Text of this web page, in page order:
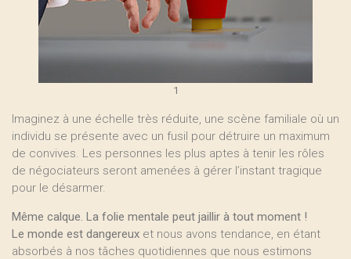
1
Imaginez à une échelle très réduite, une scène familiale où un
individu se présente avec un fusil pour détruire un maximum
de convives. Les personnes les plus aptes à tenir les rôles
de négociateurs seront amenées à gérer l’instant tragique
pour le désarmer.
Même calque. La folie mentale peut jaillir à tout moment !
Le monde est dangereux et nous avons tendance, en étant
absorbés à nos tâches quotidiennes que nous estimons